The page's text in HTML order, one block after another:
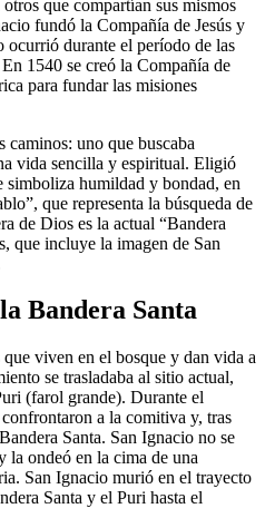
que compartían sus mismos
fundó la Compañía de Jesús y
ocurrió durante el período de las
1540 se creó la Compañía de
para fundar las misiones
caminos: uno que buscaba
vida sencilla y espiritual. Eligió
simboliza humildad y bondad, en
que representa la búsqueda de
de Dios es la actual “Bandera
que incluye la imagen de San
Bandera Santa
viven en el bosque y dan vida a
se trasladaba al sitio actual,
(farol grande). Durante el
a la comitiva y, tras
Santa. San Ignacio no se
la ondeó en la cima de una
San Ignacio murió en el trayecto
Santa y el Puri hasta el